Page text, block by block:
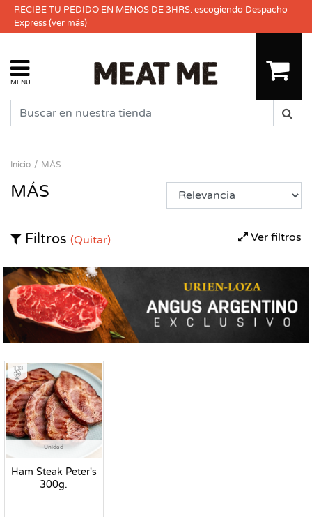
RECIBE TU PEDIDO EN MENOS DE 3HRS. escogiendo Despacho
Express(ver más)
MENU
Inicio MÁS
MÁS
Ver filtros
Filtros (Quitar)
Unidad
Ham Steak Peter's
300g.
Fresco